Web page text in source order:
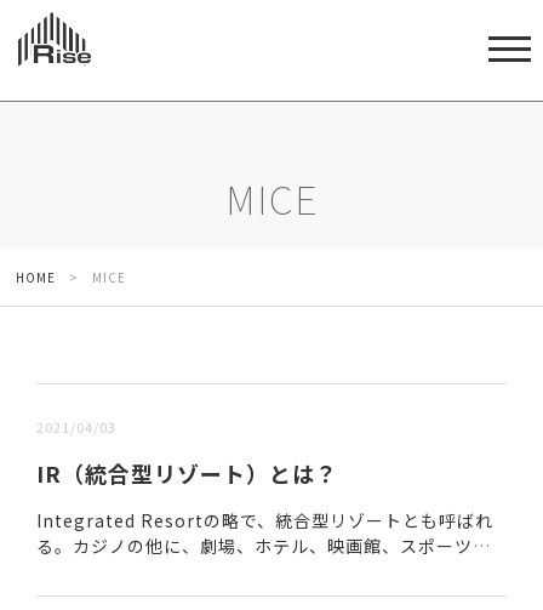
MICE
HOME > MICE
2021/04/03
IR（統合型リゾート）とは？
Integrated Resortの略で、統合型リゾートとも呼ばれ
る。カジノの他に、劇場、ホテル、映画館、スポーツ施
施設や、国際会議場・展示施設などの...